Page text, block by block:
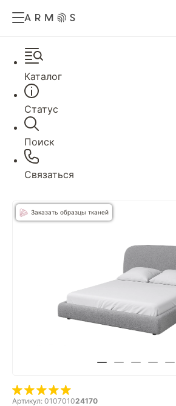
Каталог
Статус
Поиск
Связаться
Заказать образцы тканей
Артикул: 010701024170